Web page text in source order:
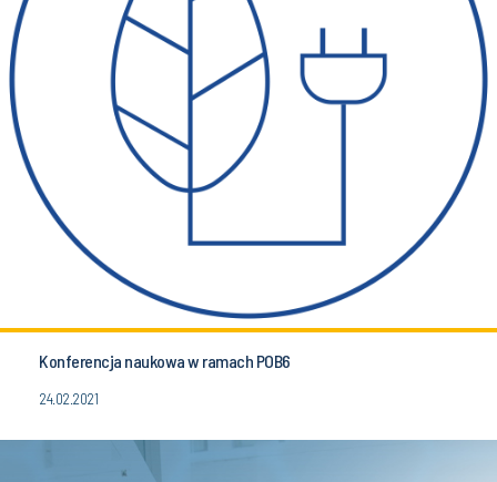
Konferencja naukowa w ramach POB6
24.02.2021